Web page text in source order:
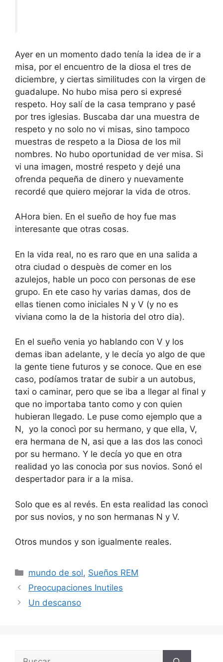
Ayer en un momento dado tenía la idea de ir a
misa, por el encuentro de la diosa el tres de
diciembre, y ciertas similitudes con la virgen de
guadalupe. No hubo misa pero si expresé
respeto. Hoy salí de la casa temprano y pasé
por tres iglesias. Buscaba dar una muestra de
respeto y no solo no vi misas, sino tampoco
muestras de respeto a la Diosa de los mil
nombres. No hubo oportunidad de ver misa. Si
vi una imagen, mostré respeto y dejé una
ofrenda pequeña de dinero y nuevamente
recordé que quiero mejorar la vida de otros.
AHora bien. En el sueño de hoy fue mas
interesante que otras cosas.
En la vida real, no es raro que en una salida a
otra ciudad o despuès de comer en los
azulejos, hable un poco con personas de ese
grupo. En ete caso hy varias damas, dos de
ellas tienen como iniciales N y V (y no es
viviana como la de la historia del otro dia).
En el sueño venia yo hablando con V y los
demas iban adelante, y le decía yo algo de que
la gente tiene futuros y se conoce. Que en ese
caso, podíamos tratar de subir a un autobus,
taxi o caminar, pero que se iba a llegar al final y
que no importaba tanto como y con quien
hubieran llegado. Le puse como ejemplo que a
N, yo la conocì por su hermano, y que ella, V,
era hermana de N, asi que a las dos las conocì
por su hermano. Y le decía yo que en otra
realidad yo las conocìa por sus novios. Sonó el
despertador para ir a la misa.
Solo que es al revés. En esta realidad las conocì
por sus novios, y no son hermanas N y V.
Otros mundos y son igualmente reales.
Categorías
mundo de sol, Sueños REM
Preocupaciones Inutiles
Un descanso
Buscar: